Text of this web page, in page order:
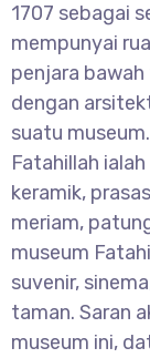
1707 sebagai
mempunyai
penjara
dengan
suatu
Fatahillah
keramik,
meriam,
museum
suvenir,
taman. Saran
museum ini,